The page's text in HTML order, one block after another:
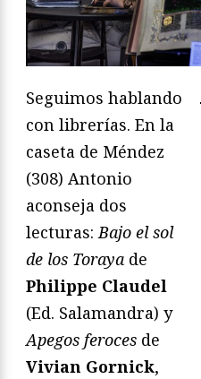
Seguimos hablando
con librerías. En la
caseta de Méndez
(308) Antonio
aconseja dos
lecturas:Bajo el sol
de los Toraya de
Philippe Claudel
(Ed. Salamandra) y
Apegos feroces de
Vivian Gornick,